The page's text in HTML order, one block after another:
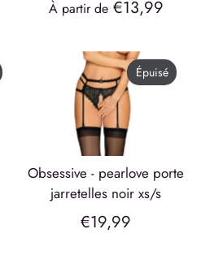
À partir de €13,99
obsessive - pearlove porte
jarretelles noir xs/s
€19,99
Épuisé